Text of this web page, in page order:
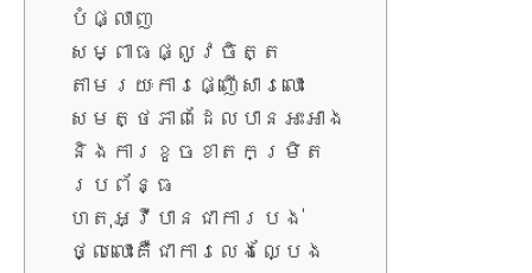
បំផ្លាញ
សម្ពាធផ្លូវចិត្ត
តាមរយៈការផ្ញើសារលោះ
សមត្ថភាពដែលបានអះអាង
និងការខូចខាតកម្រិត
ប្រព័ន្ធ
ហេតុអ្វីបានជាការបង់
ថ្លៃលោះគឺជាការលេងល្បែង